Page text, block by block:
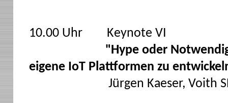
10.00 Uhr Keynote VI
"Hype oder
eigene IoT Plattformen zu
Jürgen Kaeser, Voith SE &